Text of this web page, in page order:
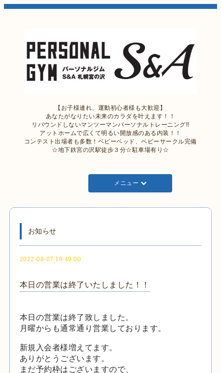
【お子様連れ、運動初心者様も大歓迎】
あなたがなりたい未来のカラダを叶えます！！
リバウンドしないマンツーマンパーソナルトレーニング!!
アットホームで広くて明るい開放感のある内装！！
コンテスト出場者も多数！ベビーベッド、ベビーサークル完備
☆地下鉄宮の沢駅徒歩３分☆駐車場有り☆
メニュー
お知らせ
2022-08-07 19:49:00
本日の営業は終了いたしました！！
本日の営業は終了致しました。
月曜からも通常通り営業しております。
新規入会者様増えてます。
ありがとうございます。
まだ予約枠はございますので、